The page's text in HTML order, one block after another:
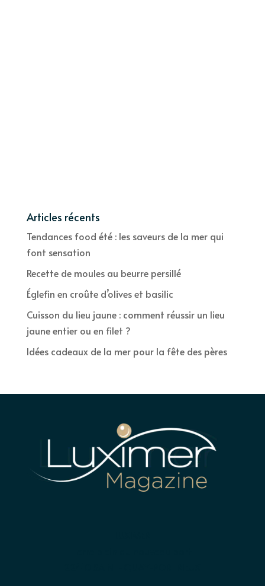
Articles récents
Tendances food été : les saveurs de la mer qui
font sensation
Recette de moules au beurre persillé
Églefin en croûte d’olives et basilic
Cuisson du lieu jaune : comment réussir un lieu
jaune entier ou en filet ?
Idées cadeaux de la mer pour la fête des pères